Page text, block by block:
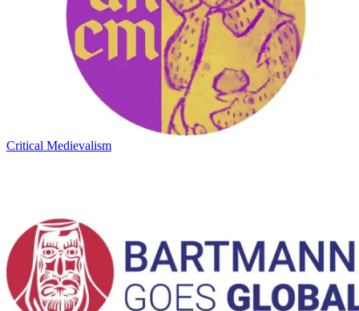
Critical Medievalism